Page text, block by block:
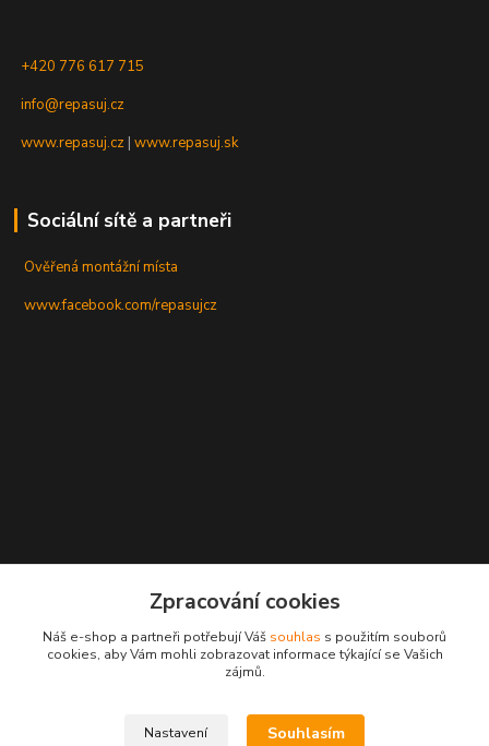
+420 776 617 715
info@repasuj.cz
www.repasuj.cz |www.repasuj.sk
Sociální sítě a partneři
Ověřená montážní místa
www.facebook.com/repasujcz
Zpracování cookies
Náš e-shop a partneři potřebují Váš souhlas s použitím souborů
cookies, aby Vám mohli zobrazovat informace týkající se Vašich
zájmů.
Nastavení Souhlasím